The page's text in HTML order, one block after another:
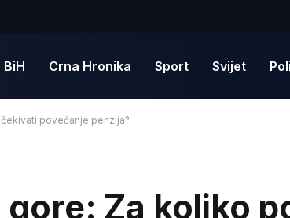
BiH Crna Hronika Sport Svijet
povećanje penzija?
Za koliko